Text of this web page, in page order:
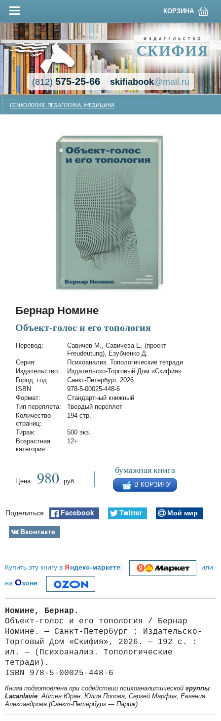
КОРЗИНА
(812)575-25-66 skifiabook@mail.ru
ПСИХОЛОГИЯ, ПЕДАГОГИКА, МЕДИЦИНА
Бернар Номине
Объект-голос и его топология
Перевод:
Савичев М., Савичева Е. (проект
Freudeutung), Езубченко Д.
Cерия:
Психоанализ. Топологические тетради
Издательство:
Издательско-Торговый Дом «Скифия»
Город, год:
Санкт-Петербург, 2026
ISBN:
978-5-00025-448-6
Формат:
Стандартный книжный
Тип переплета:
Твердый переплет
Количество
страниц:
194 стр.
Тираж:
500 экз.
Возрастная
категория:
12+
Цена: 980 руб.
бумажная книга
В КОРЗИНУ
Поделиться Facebook Twitter
Мой мир
Вконтакте
Купить эту книгу в яндекс-маркете: или
на Озоне:
Номине, Бернар.
Объект-голос и его топология / Бернар
Номине. — Санкт-Петербург : Издательско-
Торговый Дом «Скифия», 2026. — 192 с. :
ил. — (Психоанализ. Топологические
тетради).
ISBN 978-5-00025-448-6
Книга подготовлена при содействии психоаналитической группы
Lacanlavie: Айтен Юран, Юлия Попова, Сергей Марфин, Евгения
Александрова (Санкт-Петербург — Париж)